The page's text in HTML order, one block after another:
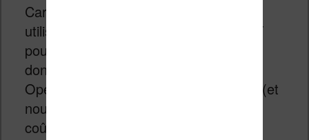
Car, vous allez voir, vous aller devoir
utiliser l’outil de traduction de ChatGPT
pour que cela fonctionne. Il vous faut
donc récupérer une clé API de chez
OpenAI que vous devez renseigner ici (et
nous verrons plus loin combien cela
coûte).